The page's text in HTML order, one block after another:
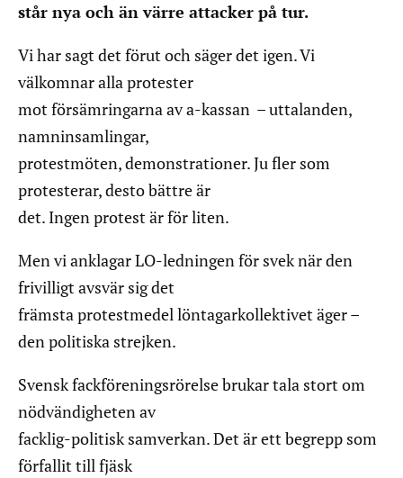
står nya och än värre attacker på tur.
Vi har sagt det förut och säger det igen. Vi
välkomnar alla protester
mot försämringarna av a-kassan – uttalanden,
namninsamlingar,
protestmöten, demonstrationer. Ju fler som
protesterar, desto bättre är
det. Ingen protest är för liten.
Men vi anklagar LO-ledningen för svek när den
frivilligt avsvär sig det
främsta protestmedel löntagarkollektivet äger –
den politiska strejken.
Svensk fackföreningsrörelse brukar tala stort om
nödvändigheten av
facklig-politisk samverkan. Det är ett begrepp som
förfallit till fjäsk